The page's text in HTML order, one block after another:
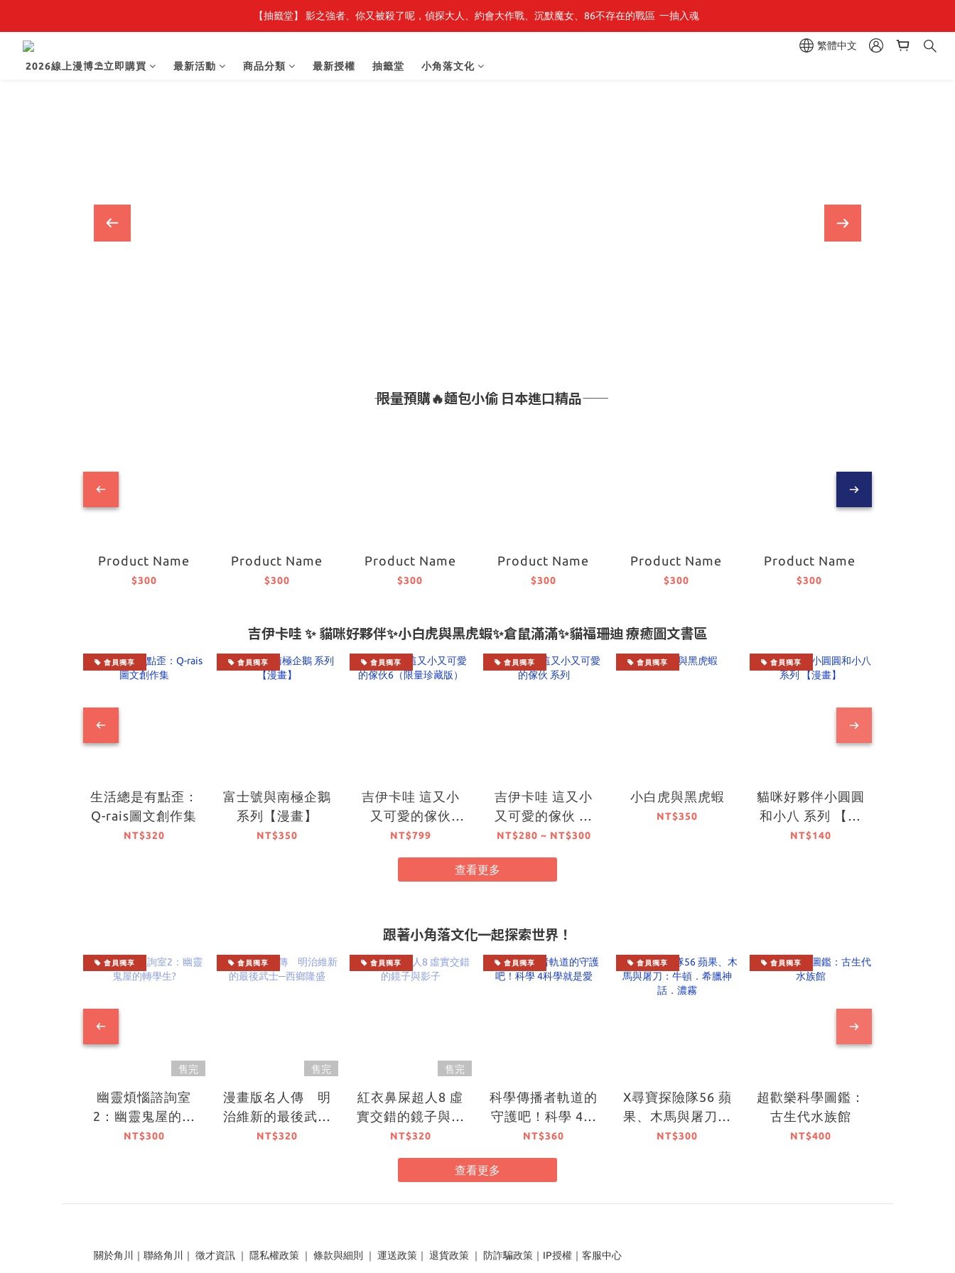
最新開賣🔥「全知讀者視角」 周邊商品
【抽籤堂】 影之強者、你又被殺了呢，偵探大人、約會大作戰、沉默魔女、86不存在的戰區  一抽入魂
繁體中文
2026線上漫博⛱️立即購買
最新活動 商品分類 最新授權 抽籤堂 小角落文化
―― 限量預購🔥麵包小偷 日本進口精品――
Product Name
$300
Product Name
$300
Product Name
$300
Product Name
$300
Product Name
$300
Product Name
$300
吉伊卡哇 ✨ 貓咪好夥伴✨小白虎與黑虎蝦✨倉鼠滿滿✨貓福珊迪 療癒圖文書區
會員獨享
生活總是有點歪：
Q-rais圖文創作集
NT$320
會員獨享
富士號與南極企鵝
系列【漫畫】
NT$350
會員獨享
吉伊卡哇 這又小
又可愛的傢伙
6（限量珍藏版）
NT$799
會員獨享
吉伊卡哇 這又小
又可愛的傢伙 系
列
NT$280 ~ NT$300
會員獨享
小白虎與黑虎蝦
NT$350
會員獨享
貓咪好夥伴小圓圓
和小八 系列 【漫
畫】
NT$140
查看更多
跟著小角落文化一起探索世界！
會員獨享
售完
幽靈煩惱諮詢室
2：幽靈鬼屋的轉
學生?
NT$300
會員獨享
售完
漫畫版名人傳 明
治維新的最後武士
─西鄉隆盛
NT$320
會員獨享
售完
紅衣鼻屎超人8 虛
實交錯的鏡子與影
子
NT$320
會員獨享
科學傳播者軌道的
守護吧！科學 4科
學就是愛
NT$360
會員獨享
X尋寶探險隊56 蘋
果、木馬與屠刀：
牛頓．希臘神話．
NT$300
會員獨享
超歡樂科學圖鑑：
古生代水族館
NT$400
查看更多
關於角川 ｜ 聯絡角川 ｜ 徵才資訊 ｜ 隱私權政策 ｜ 條款與細則 ｜ 運送政策 ｜ 退貨政策 ｜ 防詐騙政策 ｜ IP授權 ｜ 客服中心